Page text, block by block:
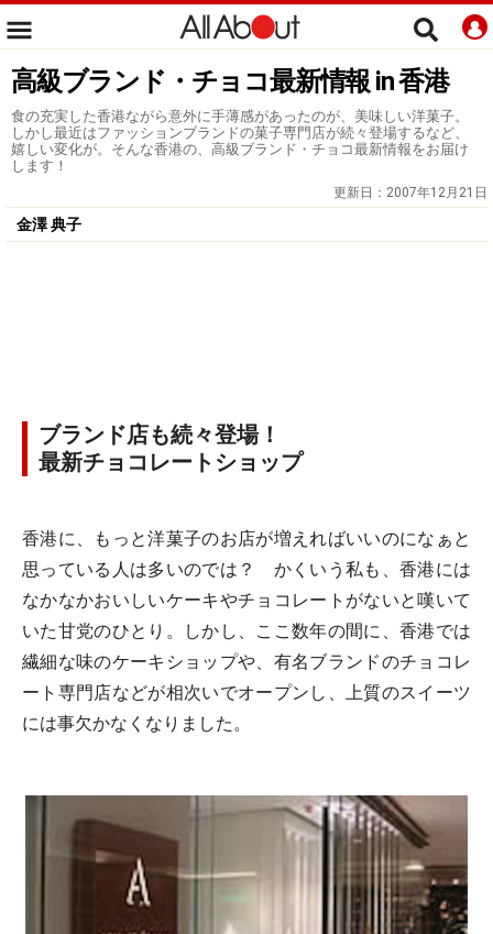
高級ブランド・チョコ最新情報 in 香港
食の充実した香港ながら意外に手薄感があったのが、美味しい洋菓子。
しかし最近はファッションブランドの菓子専門店が続々登場するなど、
嬉しい変化が。そんな香港の、高級ブランド・チョコ最新情報をお届け
します！
更新日： 2007年12月21日
金澤 典子
ブランド店も続々登場！
最新チョコレートショップ
香港に、もっと洋菓子のお店が増えればいいのになぁと
思っている人は多いのでは？ かくいう私も、香港には
なかなかおいしいケーキやチョコレートがないと嘆いて
いた甘党のひとり。しかし、ここ数年の間に、香港では
繊細な味のケーキショップや、有名ブランドのチョコレ
ート専門店などが相次いでオープンし、上質のスイーツ
には事欠かなくなりました。